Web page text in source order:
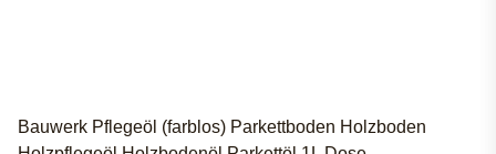
Bauwerk Pflegeöl (farblos) Parkettboden Holzboden